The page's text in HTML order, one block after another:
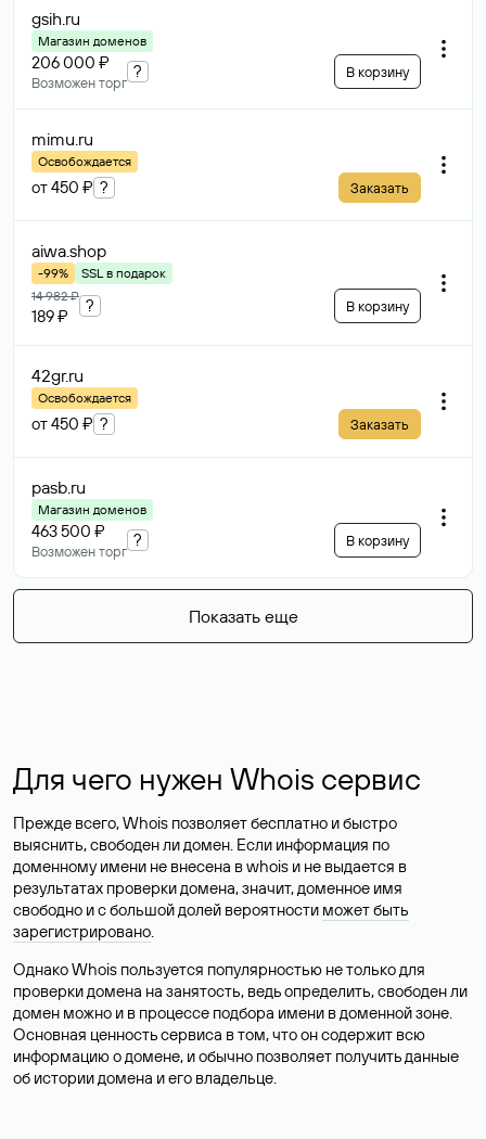
gsih.ru
Магазин доменов
206 000 ₽
Возможен торг
? В корзину
mimu.ru
Освобождается
от 450 ₽ ? Заказать
aiwa.shop
-99%
SSL в подарок
14 982 ₽
189 ₽
? В корзину
42gr.ru
Освобождается
от 450 ₽ ? Заказать
pasb.ru
Магазин доменов
463 500 ₽
Возможен торг
? В корзину
Показать еще
Для чего нужен Whois сервис
Прежде всего, Whois позволяет бесплатно и быстро
выяснить, свободен ли домен. Если информация по
доменному имени не внесена в whois и не выдается в
результатах проверки домена, значит, доменное имя
свободно и с большой долей вероятности может быть
зарегистрировано.
Однако Whois пользуется популярностью не только для
проверки домена на занятость, ведь определить, свободен ли
домен можно и в процессе подбора имени в доменной зоне.
Основная ценность сервиса в том, что он содержит всю
информацию о домене, и обычно позволяет получить данные
об истории домена и его владельце.